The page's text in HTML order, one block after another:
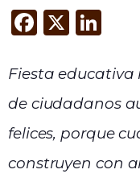
F
a
c
e
b
o
o
X
k
e
dI
n
Fiesta
de ciudadanos
felices, porque
construyen con